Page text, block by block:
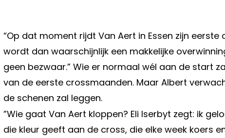
“Op dat moment rijdt Van Aert in Essen zijn eerste
wordt dan waarschijnlijk een makkelijke
geen bezwaar.” Wie er normaal wél aan de start
van de eerste crossmaanden. Maar Albert
de schenen zal leggen.
”Wie gaat Van Aert kloppen? Eli Iserbyt zegt: ik
die kleur geeft aan de cross, die elke week koers